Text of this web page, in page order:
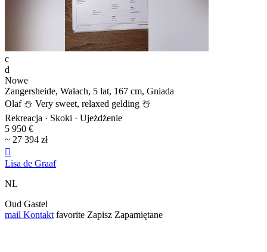
c
d
Nowe
Zangersheide, Wałach, 5 lat, 167 cm, Gniada
Olaf ⛄️ Very sweet, relaxed gelding ☃️
Rekreacja · Skoki · Ujeżdżenie
5 950 €
~ 27 394 zł

Lisa de Graaf
NL
Oud Gastel
mail Kontakt favorite Zapisz Zapamiętane